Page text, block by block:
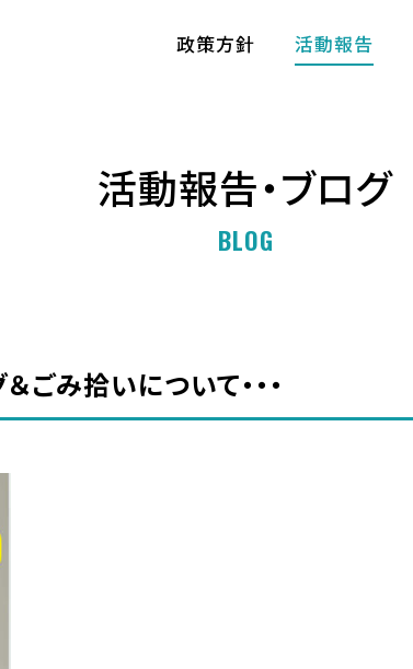
政策方針 活動報告
活動報告・ブログ
BLOG
み拾いについて・・・